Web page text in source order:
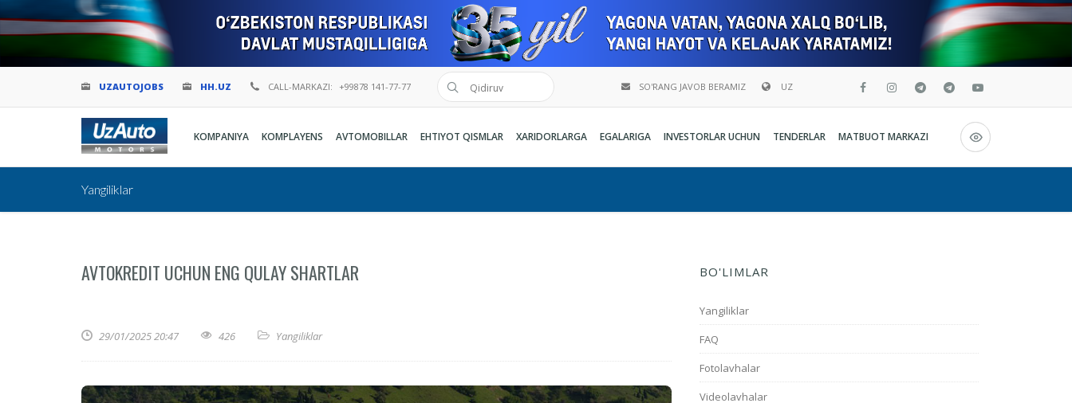
UZAUTOJOBS HH.UZ CALL-MARKAZI: +99878 141-77-77 UZ
O`zbekcha
English
SO'RANG JAVOB BERAMIZ
KOMPANIYA KOMPLAYENS AVTOMOBILLAR EHTIYOT QISMLAR XARIDORLARGA EGALARIGA INVESTORLAR UCHUN TENDERLAR MATBUOT MARKAZI
Yangiliklar
AVTOKREDIT UCHUN ENG QULAY SHARTLAR
29/01/2025 20:47 426 Yangiliklar
BO'LIMLAR
Yangiliklar
FAQ
Fotolavhalar
Videolavhalar